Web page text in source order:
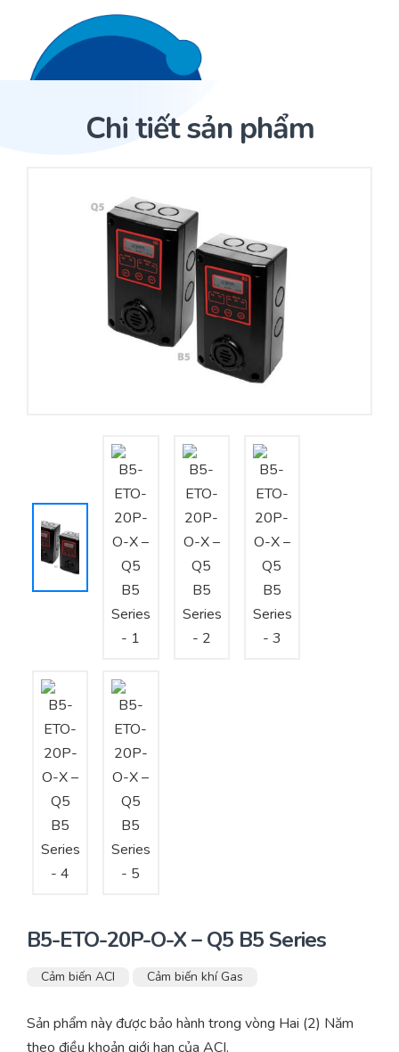
Trang Chủ
Cảm biến ACI
Nhà phân phối cảm biến
Nhà sản xuất thiết bị điều khiển
Cung cấp giải pháp quản lý cho toà nhà (BMS)
Tư vấn – Thiết kế – Cung cấp thiết bị HVAC
Tư vấn thiết kế, thi công tủ điều khiển
Thi công – Lắp đặt hệ thống HVAC
Chi tiết sản phẩm
B5-ETO-20P-O-X – Q5 B5 Series
Cảm biến ACI Cảm biến khí Gas
Sản phẩm này được bảo hành trong vòng Hai (2) Năm
theo điều khoản giới hạn của ACI.